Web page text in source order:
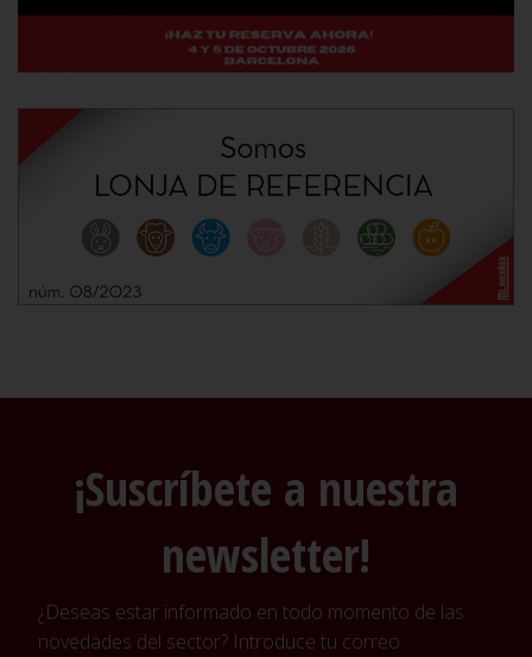
¡Suscríbete a nuestra
newsletter!
¿Deseas estar informado en todo momento de las
novedades del sector? Introduce tu correo